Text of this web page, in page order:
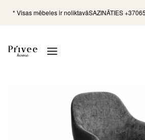
* Visas mēbeles ir noliktavāSAZINĀTIES